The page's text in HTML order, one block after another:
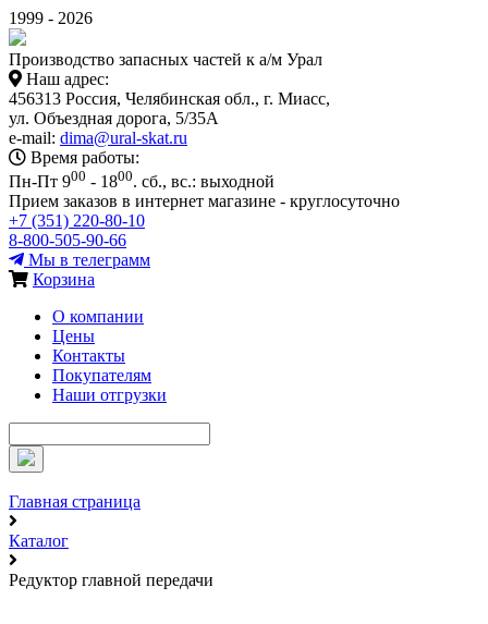
1999 - 2026
Производство запасных частей к а/м Урал
Наш адрес:
456313 Россия, Челябинская обл., г. Миасс,
ул. Объездная дорога, 5/35А
e-mail: dima@ural-skat.ru
Время работы:
Пн-Пт 900 - 1800. сб., вс.: выходной
Прием заказов в интернет магазине - круглосуточно
+7 (351) 220-80-10
8-800-505-90-66
Мы в телеграмм
Корзина
О компании
Цены
Контакты
Покупателям
Наши отгрузки
Главная страница
Каталог
Редуктор главной передачи